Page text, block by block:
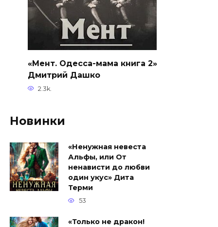
«Мент. Одесса-мама книга 2»
Дмитрий Дашко
2.3k.
Новинки
«Ненужная невеста
Альфы, или От
ненависти до любви
один укус» Дита
Терми
53
«Только не дракон!